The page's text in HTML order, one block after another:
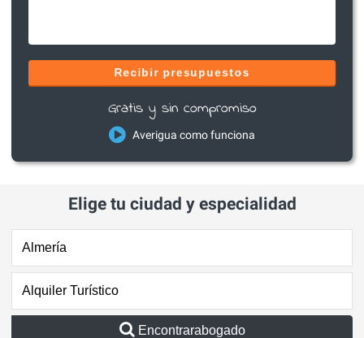
Recibir presupuestos
Gratis y sin compromiso
Averigua como funciona
Elige tu ciudad y especialidad
Encontrarabogado